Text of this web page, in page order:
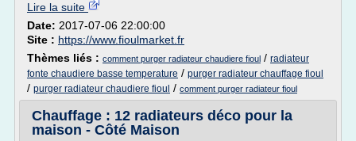
Lire la suite
Date: 2017-07-06 22:00:00
Site : https://www.fioulmarket.fr
Thèmes liés : comment purger radiateur chaudiere fioul / radiateur
fonte chaudiere basse temperature / purger radiateur chauffage fioul
/ purger radiateur chaudiere fioul / comment purger radiateur fioul
Chauffage : 12 radiateurs déco pour la
maison - Côté Maison